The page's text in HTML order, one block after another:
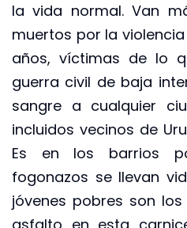
la vida normal. Van
muertos por la
años, víctimas de lo
guerra civil de baja
sangre a cualquier
incluidos vecinos de
Es en los barrios
fogonazos se llevan
jóvenes pobres son